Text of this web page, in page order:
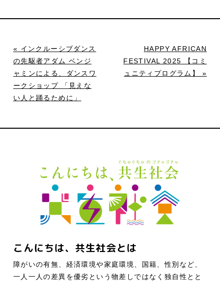
« インクルーシブダンス
の先駆者アダム ベンジ
ャミンによる、ダンスワ
ークショップ 「見えな
い人と踊るために」
HAPPY AFRICAN
FESTIVAL 2025 【コミ
ュニティプログラム】 »
こんにちは、共生社会とは
障がいの有無、経済環境や家庭環境、国籍、性別など、
一人一人の差異を優劣という物差しではなく独自性とと